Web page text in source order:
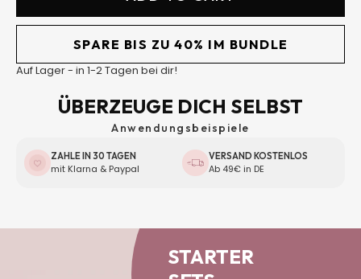
SPARE BIS ZU 40% IM BUNDLE
Auf Lager - in 1-2 Tagen bei dir!
ÜBERZEUGE DICH SELBST
Anwendungsbeispiele
ZAHLE IN 30 TAGEN
mit Klarna & Paypal
VERSAND KOSTENLOS
Ab 49€ in DE
STARTER